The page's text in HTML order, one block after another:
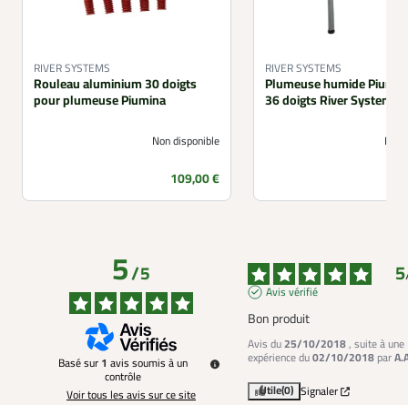
RIVER SYSTEMS
Rouleau aluminium 30 doigts
pour plumeuse Piumina
Non disponible
Prix
109,00 €
RIVER SYSTEMS
Plumeuse humide
36 doigts River Systems
Non
5/5
Basé sur 1 avis soumis à un
contrôle
Voir tous les avis sur ce site
5
Avis vérifié
Bon produit
Avis du25/10/2018, suite à une
expérience du02/10/2018 par
Utile(0) Signaler